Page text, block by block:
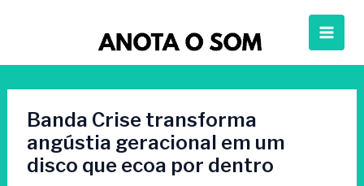
conteúdo
Banda Crise transforma
angústia geracional em um
disco que ecoa por dentro